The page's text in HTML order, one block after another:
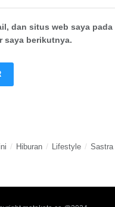
dan situs web saya pada
saya berikutnya.
Hiburan Lifestyle Sastra